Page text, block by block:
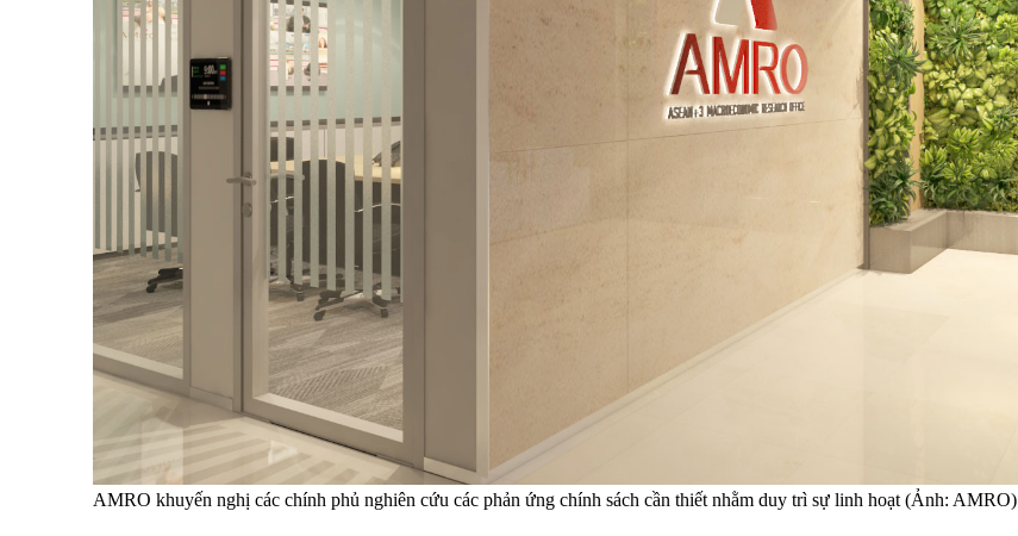
AMRO khuyến nghị các chính phủ nghiên cứu các phản ứng chính sách cần thiết nhằm duy trì sự linh hoạt (Ảnh: AMRO)